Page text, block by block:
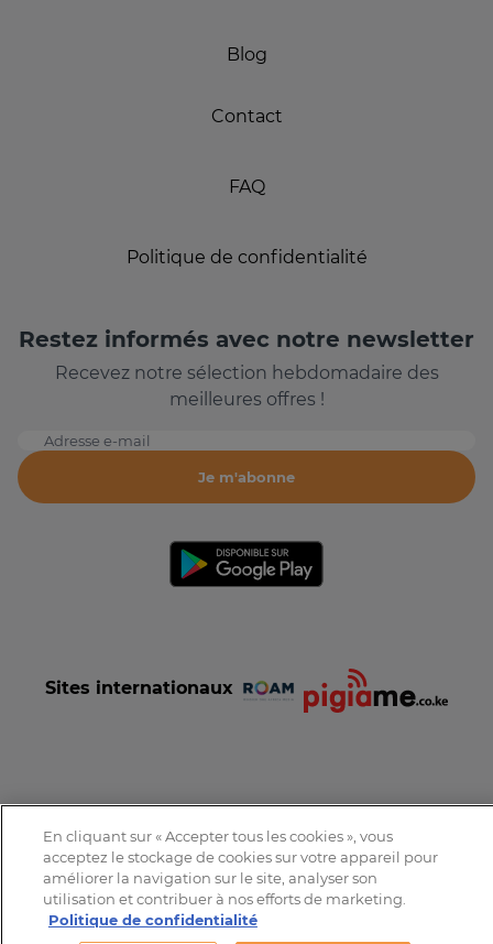
Blog
Contact
FAQ
Politique de confidentialité
Restez informés avec notre newsletter
Recevez notre sélection hebdomadaire des
meilleures offres !
Adresse e-mail
Je m'abonne
Sites internationaux
Tous droits réservés © 2016-2026 Expat-Dakar
En cliquant sur « Accepter tous les cookies », vous
acceptez le stockage de cookies sur votre appareil pour
améliorer la navigation sur le site, analyser son
utilisation et contribuer à nos efforts de marketing.
Politique de confidentialité